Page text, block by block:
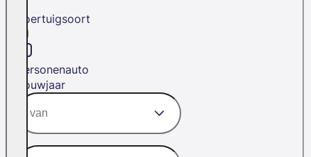
Voertuigsoort
Personenauto
Bouwjaar